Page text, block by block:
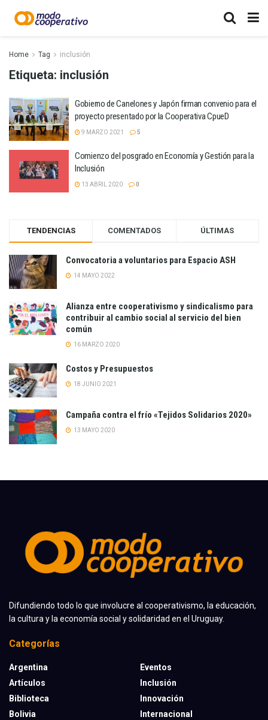
Home Tag inclusión
Etiqueta: inclusión
Gobierno de Canelones y Japón firman convenio para el
proyecto presentado por la Cooperativa CpueD
9 MARZO 2021 5
Comienzo del posgrado en Economía y Gestión para la
Inclusión
13 ABRIL 2020 0
TENDENCIAS COMENTADOS ÚLTIMAS
Convocatoria a voluntarios para Espacio ASH
14 MAYO 2022
Alianza entre cooperativismo y sindicalismo para
contribuir al cambio social al servicio del bien
común
16 MARZO 2020
Costos y Presupuestos
18 JUNIO 2021
Campaña contra el frío «Tejidos Solidarios 2020»
13 MAYO 2020
Difundiendo todo lo que involucre al cooperativismo, la educación,
la cultura y la economía social y solidaridad en el Uruguay.
Categorías
Argentina
Artículos
Biblioteca
Bolivia
Eventos
Inclusión
Innovación
Internacional